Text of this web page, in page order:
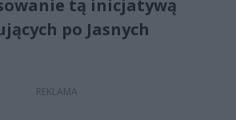
tą inicjatywą
po Jasnych